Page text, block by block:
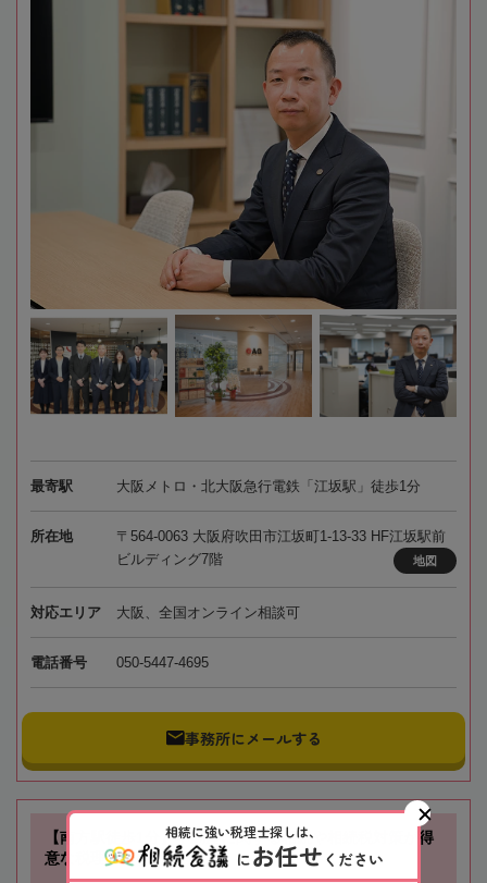
最寄駅 大阪メトロ・北大阪急行電鉄「江坂駅」徒歩1分
所在地
〒564-0063 大阪府吹田市江坂町1-13-33 HF江坂駅前
ビルディング7階
地図
対応エリア 大阪、全国オンライン相談可
電話番号 050-5447-4695
事務所にメールする
【南方駅徒歩1分】不動産に関する相続や相続税対策が得
意な税理士事務所です
相続に強い税理士探しは、
にお任せ ください